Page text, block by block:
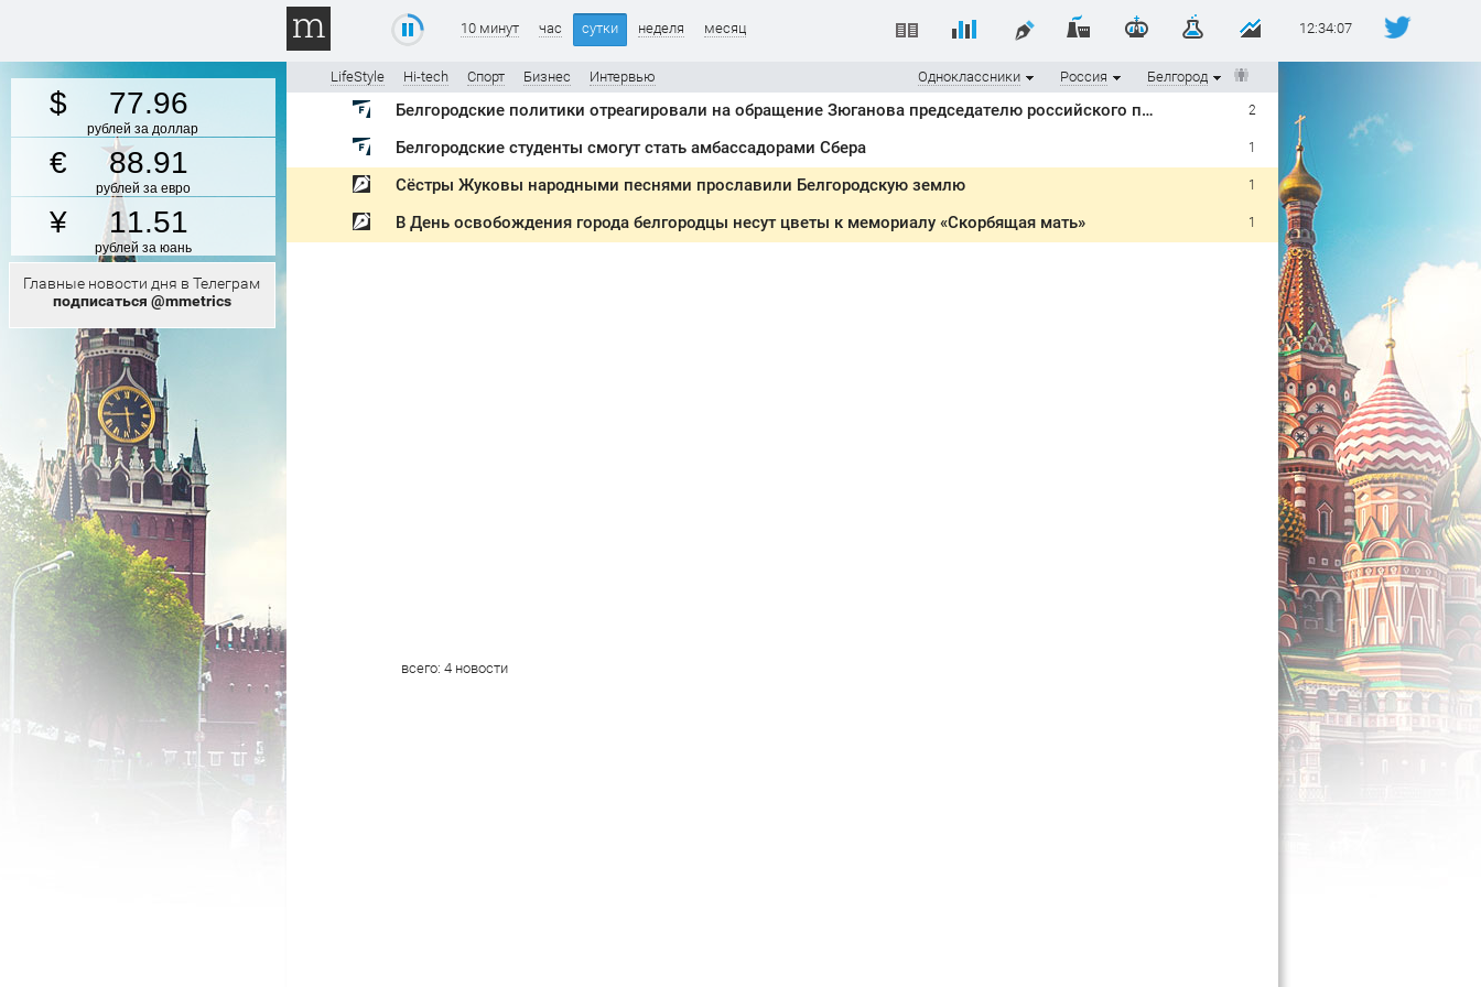
77.96
рублей за доллар
88.91
рублей за евро
11.51
рублей за юань
Главные новости дня в Телеграм
подписаться @mmetrics
12:34:08
10 минут час сутки неделя месяц
LifeStyle Hi-tech Спорт Бизнес Интервью Белгород
Россия
Одноклассники
2
Белгородские политики отреагировали на обращение Зюганова председателю российского правительства
1
Белгородские студенты смогут стать амбассадорами Сбера
1
Сёстры Жуковы народными песнями прославили Белгородскую землю
1
В День освобождения города белгородцы несут цветы к мемориалу «Скорбящая мать»
всего: 4 новости